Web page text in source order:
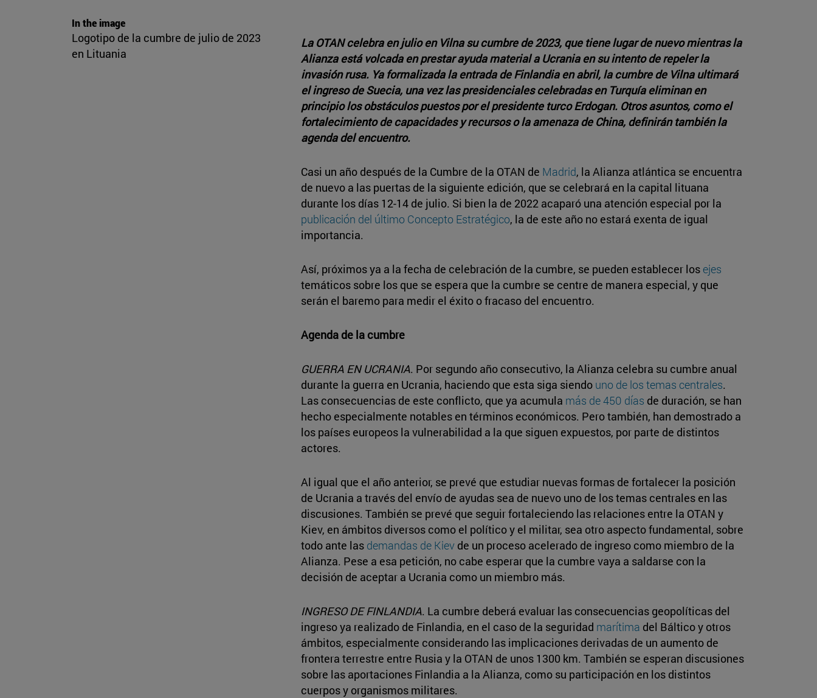
In the image
Logotipo de la cumbre de julio de 2023
en Lituania
La OTAN celebra en julio en Vilna su cumbre de 2023, que tiene lugar de nuevo mientras la
Alianza está volcada en prestar ayuda material a Ucrania en su intento de repeler la
invasión rusa. Ya formalizada la entrada de Finlandia en abril, la cumbre de Vilna ultimará
el ingreso de Suecia, una vez las presidenciales celebradas en Turquía eliminan en
principio los obstáculos puestos por el presidente turco Erdogan. Otros asuntos, como el
fortalecimiento de capacidades y recursos o la amenaza de China, definirán también la
agenda del encuentro.
Casi un año después de la Cumbre de la OTAN de Madrid, la Alianza atlántica se encuentra
de nuevo a las puertas de la siguiente edición, que se celebrará en la capital lituana
durante los días 12-14 de julio. Si bien la de 2022 acaparó una atención especial por la
publicación del último Concepto Estratégico, la de este año no estará exenta de igual
importancia.
Así, próximos ya a la fecha de celebración de la cumbre, se pueden establecer los ejes
temáticos sobre los que se espera que la cumbre se centre de manera especial, y que
serán el baremo para medir el éxito o fracaso del encuentro.
Agenda de la cumbre
GUERRA EN UCRANIA. Por segundo año consecutivo, la Alianza celebra su cumbre anual
durante la guerra en Ucrania, haciendo que esta siga siendo uno de los temas centrales.
Las consecuencias de este conflicto, que ya acumula más de 450 días de duración, se han
hecho especialmente notables en términos económicos. Pero también, han demostrado a
los países europeos la vulnerabilidad a la que siguen expuestos, por parte de distintos
actores.
Al igual que el año anterior, se prevé que estudiar nuevas formas de fortalecer la posición
de Ucrania a través del envío de ayudas sea de nuevo uno de los temas centrales en las
discusiones. También se prevé que seguir fortaleciendo las relaciones entre la OTAN y
Kiev, en ámbitos diversos como el político y el militar, sea otro aspecto fundamental, sobre
todo ante las demandas de Kievde un proceso acelerado de ingreso como miembro de la
Alianza. Pese a esa petición, no cabe esperar que la cumbre vaya a saldarse con la
decisión de aceptar a Ucrania como un miembro más.
INGRESO DE FINLANDIA. La cumbre deberá evaluar las consecuencias geopolíticas del
ingreso ya realizado de Finlandia, en el caso de la seguridad marítima del Báltico y otros
ámbitos, especialmente considerando las implicaciones derivadas de un aumento de
frontera terrestre entre Rusia y la OTAN de unos 1300 km. También se esperan discusiones
sobre las aportaciones Finlandia a la Alianza, como su participación en los distintos
cuerpos y organismos militares.